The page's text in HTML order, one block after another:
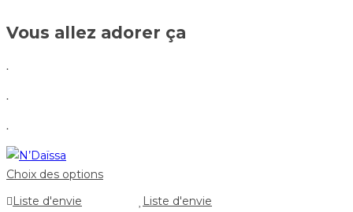
Vous allez adorer ça
.
.
.
Choix des options
Liste d'envie
Liste d'envie